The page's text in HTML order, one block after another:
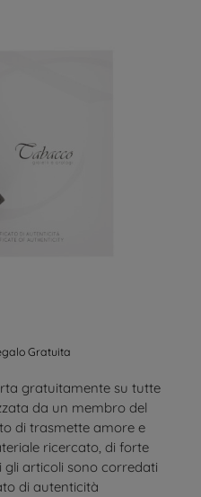
Gratuita
gratuitamente su tutte
da un membro del
di trasmette amore e
ricercato, di forte
gli articoli sono corredati
di autenticità